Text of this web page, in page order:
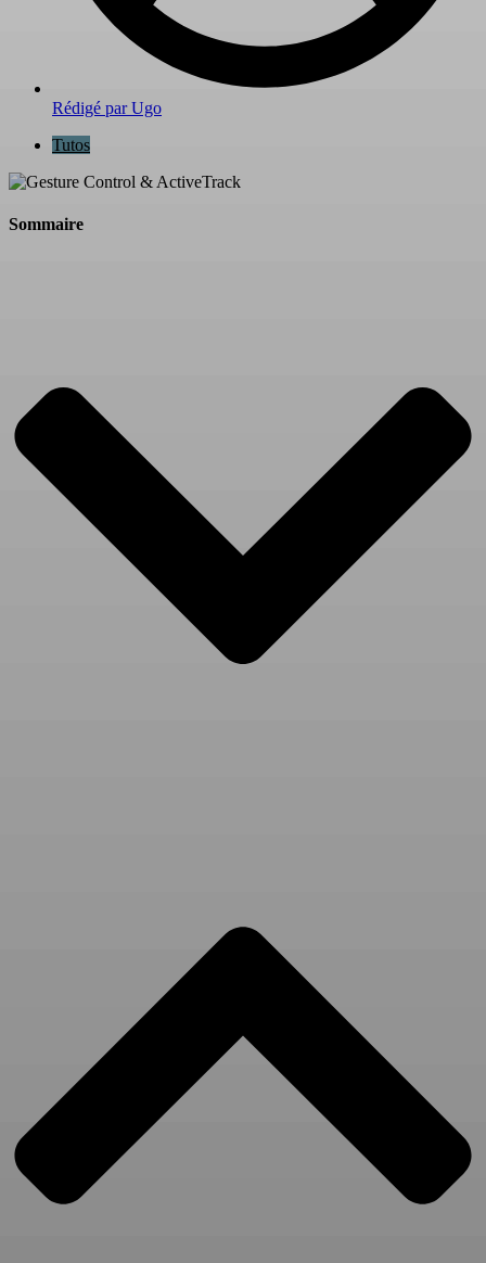
Rédigé parUgo
Tutos
Sommaire